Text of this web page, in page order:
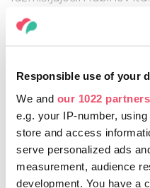
Responsible use of your
We and our 1022 partners
e.g. your IP-number,
store and access
serve personalized ads
measurement, audience
development. You have a
Verska raznolikost
tradicije boste naleteli
hindujske kraje
pot vodila turista na
naletel na versko
ogledati.
Pomembni prihajajoči